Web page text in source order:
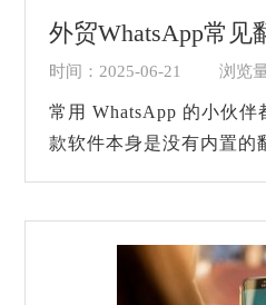
时间：2025-06-21 浏览
常用 WhatsApp 的小伙伴
款软件本身是没有内置的